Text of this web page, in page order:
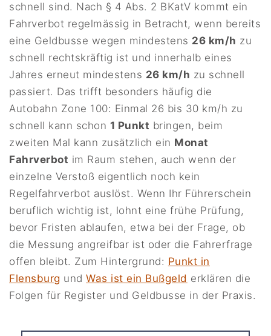
schnell sind. Nach § 4 Abs. 2 BKatV kommt ein
Fahrverbot regelmässig in Betracht, wenn bereits
eine Geldbusse wegen mindestens 26 km/h zu
schnell rechtskräftig ist und innerhalb eines
Jahres erneut mindestens 26 km/h zu schnell
passiert. Das trifft besonders häufig die
Autobahn Zone 100: Einmal 26 bis 30 km/h zu
schnell kann schon 1 Punkt bringen, beim
zweiten Mal kann zusätzlich ein Monat
Fahrverbot im Raum stehen, auch wenn der
einzelne Verstoß eigentlich noch kein
Regelfahrverbot auslöst. Wenn Ihr Führerschein
beruflich wichtig ist, lohnt eine frühe Prüfung,
bevor Fristen ablaufen, etwa bei der Frage, ob
die Messung angreifbar ist oder die Fahrerfrage
offen bleibt. Zum Hintergrund: Punkt in
Flensburg undWas ist ein Bußgeld erklären die
Folgen für Register und Geldbusse in der Praxis.